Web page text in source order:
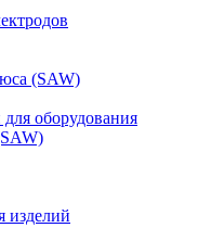
(SAW)
оборудования
изделий